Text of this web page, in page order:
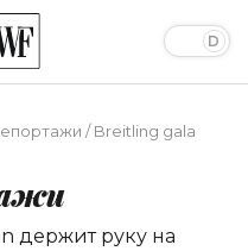
/Breitling gala
держит руку на